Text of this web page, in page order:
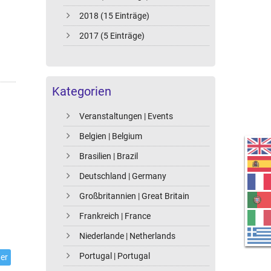
2018 (15 Einträge)
2017 (5 Einträge)
Kategorien
Veranstaltungen | Events
Belgien | Belgium
Brasilien | Brazil
Deutschland | Germany
Großbritannien | Great Britain
Frankreich | France
Niederlande | Netherlands
Portugal | Portugal